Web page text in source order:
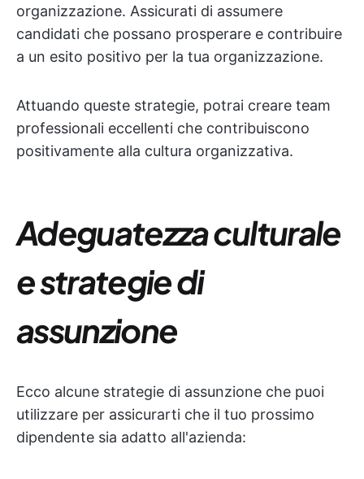
organizzazione. Assicurati di assumere
candidati che possano prosperare e contribuire
a un esito positivo per la tua organizzazione.
Attuando queste strategie, potrai creare team
professionali eccellenti che contribuiscono
positivamente alla cultura organizzativa.
Adeguatezza culturale
e strategie di
assunzione
Ecco alcune strategie di assunzione che puoi
utilizzare per assicurarti che il tuo prossimo
dipendente sia adatto all'azienda: